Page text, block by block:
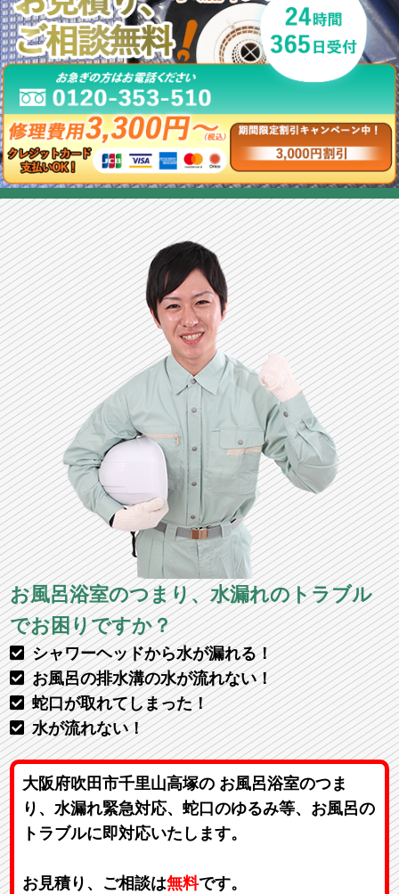
お風呂浴室のつまり、水漏れのトラブル
でお困りですか？
シャワーヘッドから水が漏れる！
お風呂の排水溝の水が流れない！
蛇口が取れてしまった！
水が流れない！
大阪府吹田市千里山高塚の お風呂浴室のつま
り、水漏れ緊急対応、蛇口のゆるみ等、お風呂の
トラブルに即対応いたします。
お見積り、ご相談は無料です。